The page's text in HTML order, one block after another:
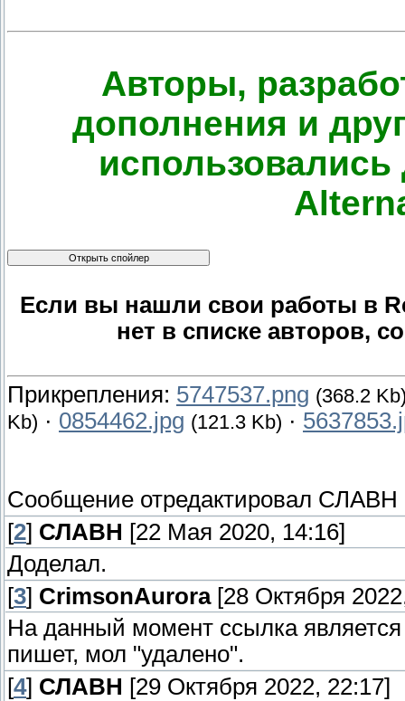
Авторы,
дополнения и
использовались
Если вы нашли свои работы в
нет в списке авторов,
Прикрепления: 5747537.png (368.2
Kb) · 0854462.jpg (121.3 Kb) ·
Сообщение отредактировал СЛАВН
[2] СЛАВН [22 Мая 2020, 14:16]
Доделал.
[3] CrimsonAurora[28 Октября
На данный момент ссылка
пишет, мол "удалено".
[4] СЛАВН [29 Октября 2022, 22:17]